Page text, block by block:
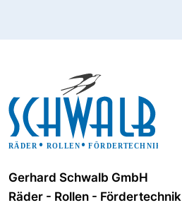
Gerhard Schwalb GmbH
Räder - Rollen - Fördertechnik